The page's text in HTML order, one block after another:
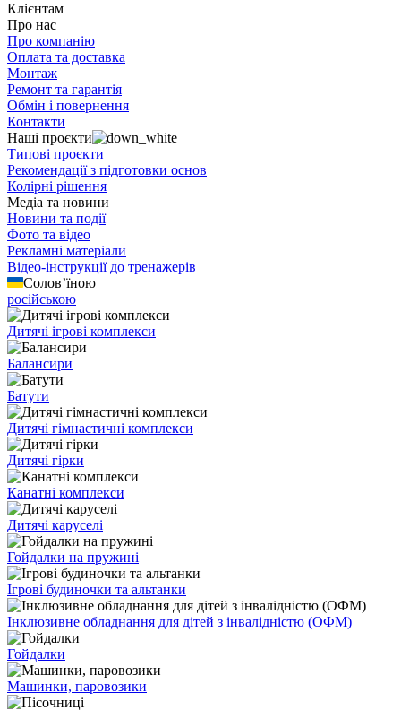
Клієнтам
Про нас
Про компанію
Оплата та доставка
Монтаж
Ремонт та гарантія
Обмін і повернення
Контакти
Наші проєкти
Типові проєкти
Рекомендації з підготовки основ
Колірні рішення
Медіа та новини
Новини та події
Фото та відео
Рекламні матеріали
Відео-інструкції до тренажерів
Солов’їною
російською
Дитячі ігрові комплекси
Балансири
Батути
Дитячі гімнастичні комплекси
Дитячі гірки
Канатні комплекси
Дитячі каруселі
Гойдалки на пружині
Ігрові будиночки та альтанки
Інклюзивне обладнання для дітей з інвалідністю (ОФМ)
Гойдалки
Машинки, паровозики